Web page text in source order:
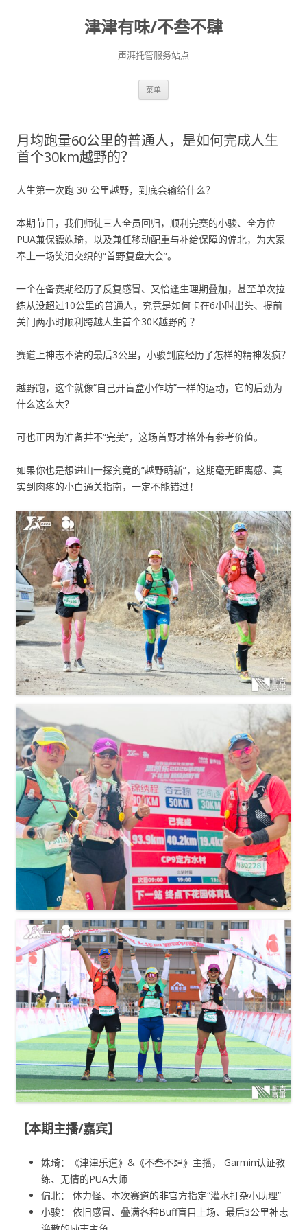
津津有味/不叁不肆
声湃托管服务站点
菜单
月均跑量60公里的普通人，是如何完成人生
首个30km越野的？
人生第一次跑 30 公里越野，到底会输给什么？
本期节目，我们师徒三人全员回归，顺利完赛的小骏、全方位
PUA兼保镖姝琦，以及兼任移动配重与补给保障的偏北，为大家
奉上一场笑泪交织的“首野复盘大会”。
一个在备赛期经历了反复感冒、又恰逢生理期叠加，甚至单次拉
练从没超过10公里的普通人，究竟是如何卡在6小时出头、提前
关门两小时顺利跨越人生首个30K越野的 ？
赛道上神志不清的最后3公里，小骏到底经历了怎样的精神发疯？
越野跑，这个就像“自己开盲盒小作坊”一样的运动，它的后劲为
什么这么大？
可也正因为准备并不“完美”，这场首野才格外有参考价值。
如果你也是想进山一探究竟的“越野萌新”，这期毫无距离感、真
实到肉疼的小白通关指南，一定不能错过！
【本期主播/嘉宾】
姝琦：《津津乐道》&《不叁不肆》主播， Garmin认证教
练、无情的PUA大师
偏北： 体力怪、本次赛道的非官方指定“灌水打杂小助理”
小骏： 依旧感冒、叠满各种Buff盲目上场、最后3公里神志